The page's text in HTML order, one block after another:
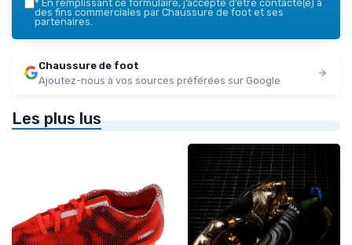
* En remplissant ce formulaire, j’accepte d’être contacté(e) à
des fins commerciales par Chaussure de foot et ses
partenaires.
Chaussure de foot
Ajoutez-nous à vos sources préférées sur Google
Les plus lus